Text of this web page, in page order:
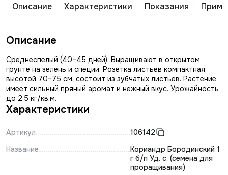
Описание Характеристики Показания
Описание
Среднеспелый (40–45 дней). Выращивают в открытом
грунте на зелень и специи. Розетка листьев компактная,
высотой 70–75 см, состоит из зубчатых листьев. Растение
имеет сильный пряный аромат и нежный вкус. Урожайность
до 2,5 кг/кв.м.
Характеристики
Артикул
106142
Название
Кориандр Бородинский 1
г б/п Уд. с. (семена для
проращивания)